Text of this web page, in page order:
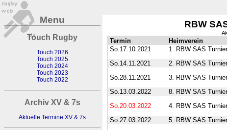
Menu
Touch Rugby
Touch 2026
Touch 2025
Touch 2024
Touch 2023
Touch 2022
Archiv XV & 7s
Aktuelle Termine XV & 7s
RBW
Termin Heimverein
So.17.10.2021
1. RBW SAS
So.14.11.2021
2. RBW SAS
So.28.11.2021
3. RBW SAS
So.13.03.2022
8. RBW SAS
So.20.03.2022
4. RBW SAS
So.27.03.2022
5. RBW SAS